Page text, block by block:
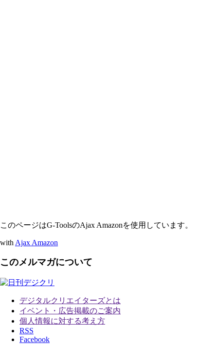
このページはG-ToolsのAjax Amazonを使用しています。
with Ajax Amazon
このメルマガについて
デジタルクリエイターズとは
イベント・広告掲載のご案内
個人情報に対する考え方
RSS
Facebook